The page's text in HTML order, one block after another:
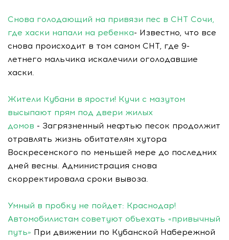
Снова голодающий на привязи пес в СНТ Сочи,
где хаски напали на ребенка- Известно, что все
снова происходит в том самом СНТ, где 9-
летнего мальчика искалечили оголодавшие
хаски.
Жители Кубани в ярости! Кучи с мазутом
высыпают прям под двери жилых
домов - Загрязненный нефтью песок продолжит
отравлять жизнь обитателям хутора
Воскресенского по меньшей мере до последних
дней весны. Администрация снова
скорректировала сроки вывоза.
Умный в пробку не пойдет: Краснодар!
Автомобилистам советуют объехать «привычный
путь» При движении по Кубанской Набережной